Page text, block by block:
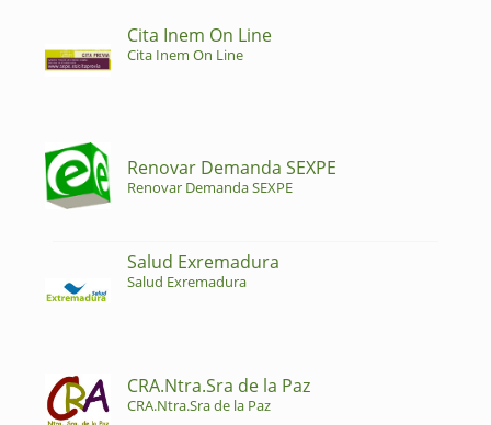
Cita Inem On Line
Cita Inem On Line
Renovar Demanda SEXPE
Renovar Demanda SEXPE
Salud Exremadura
Salud Exremadura
CRA.Ntra.Sra de la Paz
CRA.Ntra.Sra de la Paz